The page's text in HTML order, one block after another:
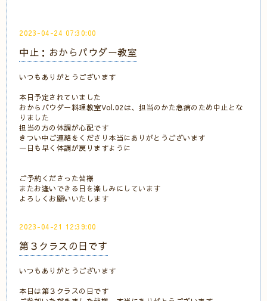
2023-04-24 07:30:00
中止：おからパウダー教室
いつもありがとうございます
本日予定されていました
おからパウダー料理教室Vol.02は、担当のかた急病のため中止とな
りました
担当の方の体調が心配です
きつい中ご連絡をくださり本当にありがとうございます
一日も早く体調が戻りますように
ご予約くださった皆様
またお逢いできる日を楽しみにしています
よろしくお願いいたします
2023-04-21 12:39:00
第３クラスの日です
いつもありがとうございます
本日は第３クラスの日です